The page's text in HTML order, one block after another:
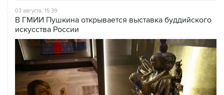
03 августа, 15:39
В ГМИИ Пушкина открывается выставка буддийского
искусства России